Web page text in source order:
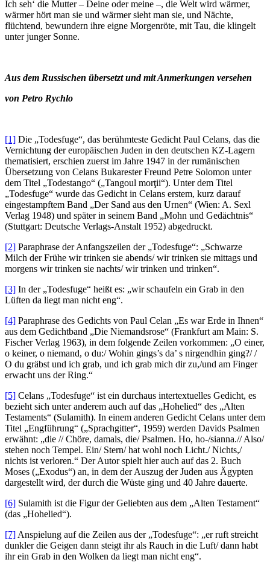
Ich seh‘ die Mutter – Deine oder meine –, die Welt wird wärmer,
wärmer hört man sie und wärmer sieht man sie, und Nächte,
flüchtend, bewundern ihre eigne Morgenröte, mit Tau, die klingelt
unter junger Sonne.
Aus dem Russischen übersetzt und mit Anmerkungen versehen
von Petro Rychlo
[1] Die „Todesfuge“, das berühmteste Gedicht Paul Celans, das die
Vernichtung der europäischen Juden in den deutschen KZ-Lagern
thematisiert, erschien zuerst im Jahre 1947 in der rumänischen
Übersetzung von Celans Bukarester Freund Petre Solomon unter
dem Titel „Todestango“ („Tangoul morţii“). Unter dem Titel
„Todesfuge“ wurde das Gedicht in Celans erstem, kurz darauf
eingestampftem Band „Der Sand aus den Urnen“ (Wien: A. Sexl
Verlag 1948) und später in seinem Band „Mohn und Gedächtnis“
(Stuttgart: Deutsche Verlags-Anstalt 1952) abgedruckt.
[2] Paraphrase der Anfangszeilen der „Todesfuge“: „Schwarze
Milch der Frühe wir trinken sie abends/ wir trinken sie mittags und
morgens wir trinken sie nachts/ wir trinken und trinken“.
[3] In der „Todesfuge“ heißt es: „wir schaufeln ein Grab in den
Lüften da liegt man nicht eng“.
[4] Paraphrase des Gedichts von Paul Celan „Es war Erde in Ihnen“
aus dem Gedichtband „Die Niemandsrose“ (Frankfurt am Main: S.
Fischer Verlag 1963), in dem folgende Zeilen vorkommen: „О einer,
о keiner, о niemand, о du:/ Wohin gings’s da’ s nirgendhin ging?/ /
О du gräbst und ich grab, und ich grab mich dir zu,/und am Finger
erwacht uns der Ring.“
[5] Celans „Todesfuge“ ist ein durchaus intertextuelles Gedicht, es
bezieht sich unter anderem auch auf das „Hohelied“ des „Alten
Testaments“ (Sulamith). In einem anderen Gedicht Celans unter dem
Titel „Engführung“ („Sprachgitter“, 1959) werden Davids Psalmen
erwähnt: „die // Chöre, damals, die/ Psalmen. Ho, ho-/sianna.// Also/
stehen noch Tempel. Ein/ Stern/ hat wohl noch Licht./ Nichts,/
nichts ist verloren.“ Der Autor spielt hier auch auf das 2. Buch
Moses („Exodus“) an, in dem der Auszug der Juden aus Ägypten
dargestellt wird, der durch die Wüste ging und 40 Jahre dauerte.
[6] Sulamith ist die Figur der Geliebten aus dem „Alten Testament“
(das „Hohelied“).
[7] Anspielung auf die Zeilen aus der „Todesfuge“: „er ruft streicht
dunkler die Geigen dann steigt ihr als Rauch in die Luft/ dann habt
ihr ein Grab in den Wolken da liegt man nicht eng“.